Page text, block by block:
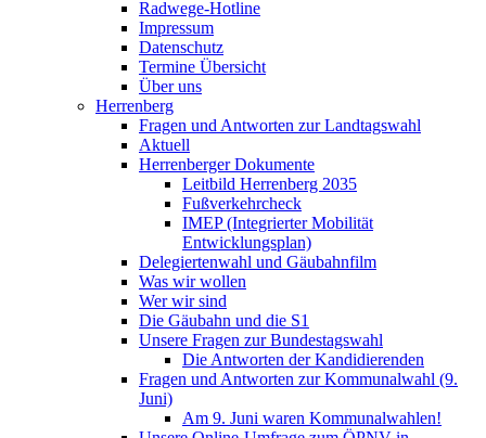
Radwege-Hotline
Impressum
Datenschutz
Termine Übersicht
Über uns
Herrenberg
Fragen und Antworten zur Landtagswahl
Aktuell
Herrenberger Dokumente
Leitbild Herrenberg 2035
Fußverkehrcheck
IMEP (Integrierter Mobilität
Entwicklungsplan)
Delegiertenwahl und Gäubahnfilm
Was wir wollen
Wer wir sind
Die Gäubahn und die S1
Unsere Fragen zur Bundestagswahl
Die Antworten der Kandidierenden
Fragen und Antworten zur Kommunalwahl (9.
Juni)
Am 9. Juni waren Kommunalwahlen!